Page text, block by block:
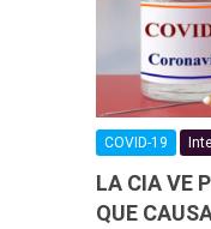
COVID-19
LA CIA VE
QUE